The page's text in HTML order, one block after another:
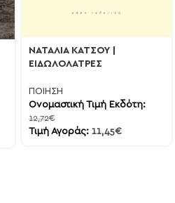
ΝΑΤΑΛΙΑ ΚΑΤΣΟΥ |
ΕΙΔΩΛΟΛΑΤΡΕΣ
ΠΟΙΗΣΗ
Ονομαστική Τιμή Εκδότη:
12,72€
Τιμή Αγοράς: 11,45€